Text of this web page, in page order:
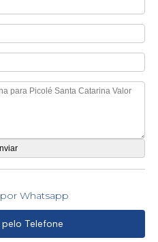
Whatsapp
Telefone